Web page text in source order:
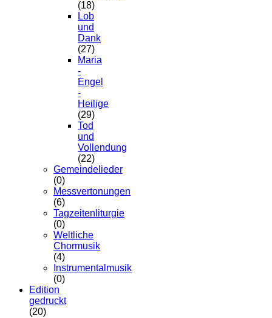
(18)
Lob
und
Dank
(27)
Maria
-
Engel
-
Heilige
(29)
Tod
und
Vollendung
(22)
Gemeindelieder
(0)
Messvertonungen
(6)
Tagzeitenliturgie
(0)
Weltliche
Chormusik
(4)
Instrumentalmusik
(0)
Edition
gedruckt
(20)